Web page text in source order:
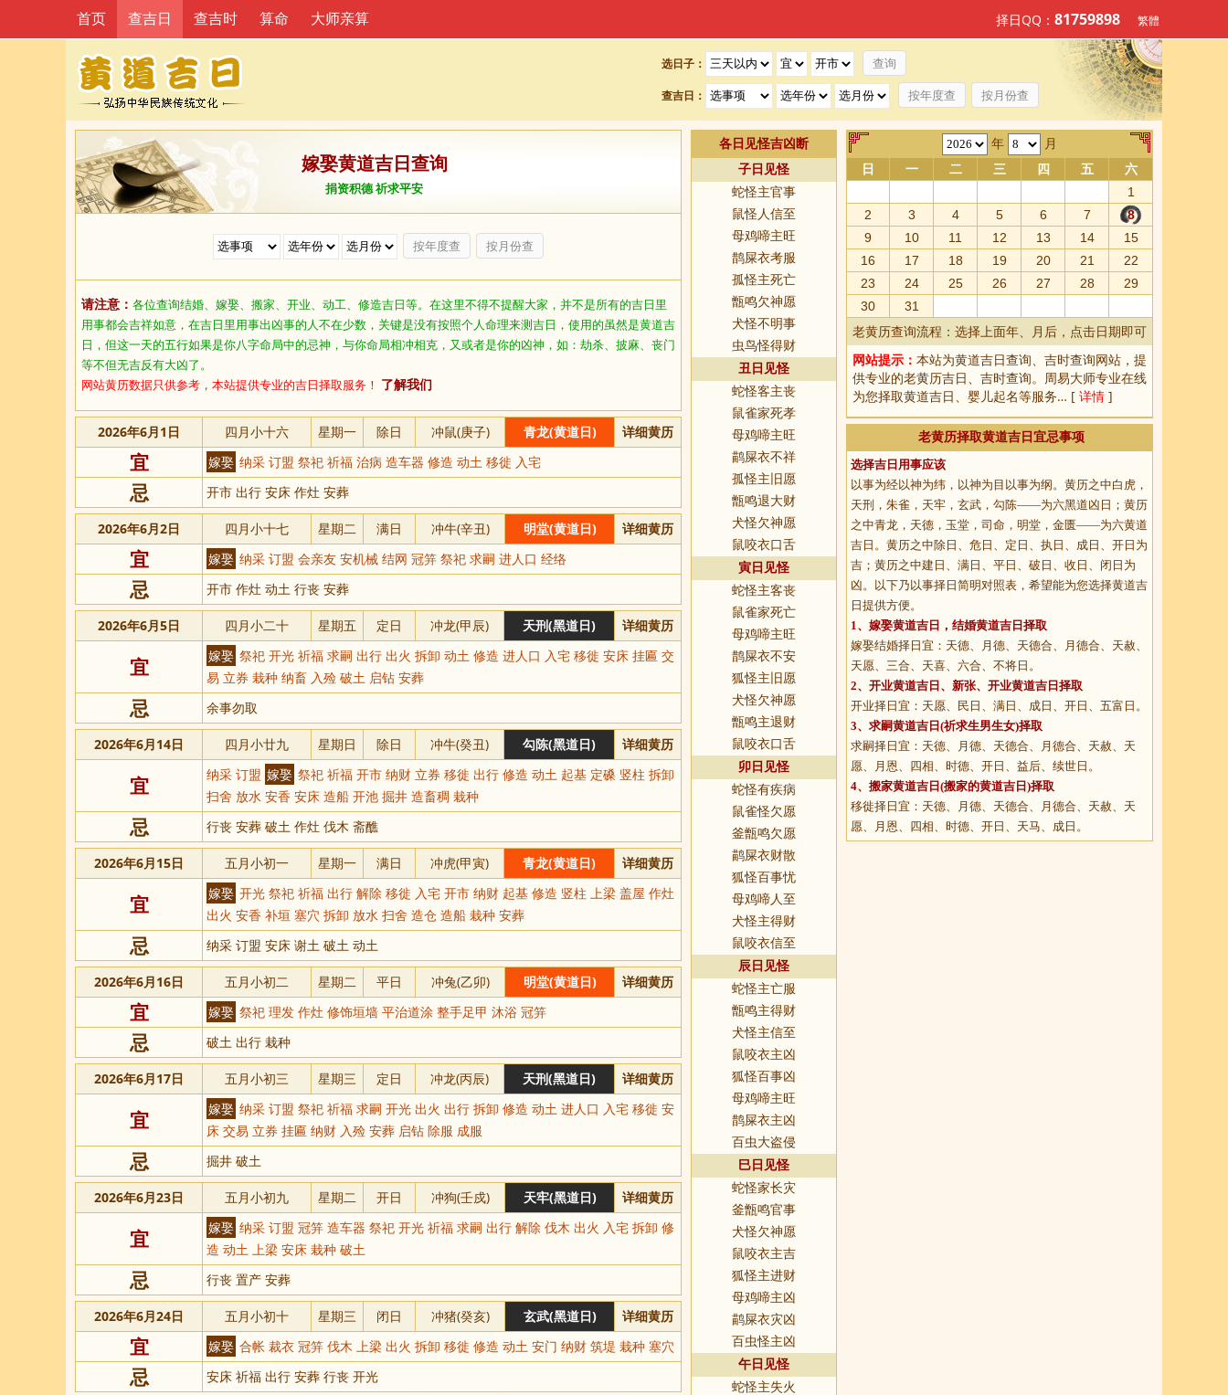
选日子：
查吉日： 按年度查 按月份查
首页 查吉日 查吉时 算命 大师亲算 择日QQ： 81759898 繁體
嫁娶黄道吉日查询
捐资积德 祈求平安
按年度查 按月份查
请注意： 各位查询结婚、嫁娶、搬家、开业、动工、修造吉日等。在这里不得不提醒大家，并不是所有的吉日里
用事都会吉祥如意，在吉日里用事出凶事的人不在少数，关键是没有按照个人命理来测吉日，使用的虽然是黄道吉
日，但这一天的五行如果是你八字命局中的忌神，与你命局相冲相克，又或者是你的凶神，如：劫杀、披麻、丧门
等不但无吉反有大凶了。
网站黄历数据只供参考，本站提供专业的吉日择取服务！ 了解我们
2026年6月1日 四月小十六 星期一 除日 冲鼠(庚子) 青龙(黄道日) 详细黄历
宜 嫁娶 纳采 订盟 祭祀 祈福 治病 造车器 修造 动土 移徙 入宅
忌 开市 出行 安床 作灶 安葬
2026年6月2日 四月小十七 星期二 满日 冲牛(辛丑) 明堂(黄道日) 详细黄历
宜 嫁娶 纳采 订盟 会亲友 安机械 结网 冠笄 祭祀 求嗣 进人口 经络
忌 开市 作灶 动土 行丧 安葬
2026年6月5日 四月小二十 星期五 定日 冲龙(甲辰) 天刑(黑道日) 详细黄历
宜 嫁娶 祭祀 开光 祈福 求嗣 出行 出火 拆卸 动土 修造 进人口 入宅 移徙 安床 挂匾 交
易 立券 栽种 纳畜 入殓 破土 启钻 安葬
忌 余事勿取
2026年6月14日 四月小廿九 星期日 除日 冲牛(癸丑) 勾陈(黑道日) 详细黄历
宜 纳采 订盟 嫁娶 祭祀 祈福 开市 纳财 立券 移徙 出行 修造 动土 起基 定磉 竖柱 拆卸
扫舍 放水 安香 安床 造船 开池 掘井 造畜稠 栽种
忌 行丧 安葬 破土 作灶 伐木 斋醮
2026年6月15日 五月小初一 星期一 满日 冲虎(甲寅) 青龙(黄道日) 详细黄历
宜 嫁娶 开光 祭祀 祈福 出行 解除 移徙 入宅 开市 纳财 起基 修造 竖柱 上梁 盖屋 作灶
出火 安香 补垣 塞穴 拆卸 放水 扫舍 造仓 造船 栽种 安葬
忌 纳采 订盟 安床 谢土 破土 动土
2026年6月16日 五月小初二 星期二 平日 冲兔(乙卯) 明堂(黄道日) 详细黄历
宜 嫁娶 祭祀 理发 作灶 修饰垣墙 平治道涂 整手足甲 沐浴 冠笄
忌 破土 出行 栽种
2026年6月17日 五月小初三 星期三 定日 冲龙(丙辰) 天刑(黑道日) 详细黄历
宜 嫁娶 纳采 订盟 祭祀 祈福 求嗣 开光 出火 出行 拆卸 修造 动土 进人口 入宅 移徙 安
床 交易 立券 挂匾 纳财 入殓 安葬 启钻 除服 成服
忌 掘井 破土
2026年6月23日 五月小初九 星期二 开日 冲狗(壬戍) 天牢(黑道日) 详细黄历
宜 嫁娶 纳采 订盟 冠笄 造车器 祭祀 开光 祈福 求嗣 出行 解除 伐木 出火 入宅 拆卸 修
造 动土 上梁 安床 栽种 破土
忌 行丧 置产 安葬
2026年6月24日 五月小初十 星期三 闭日 冲猪(癸亥) 玄武(黑道日) 详细黄历
宜 嫁娶 合帐 裁衣 冠笄 伐木 上梁 出火 拆卸 移徙 修造 动土 安门 纳财 筑堤 栽种 塞穴
忌 安床 祈福 出行 安葬 行丧 开光
各日见怪吉凶断
子日见怪
蛇怪主官事
鼠怪人信至
母鸡啼主旺
鹊屎衣考服
孤怪主死亡
甑鸣欠神愿
犬怪不明事
虫鸟怪得财
丑日见怪
蛇怪客主丧
鼠雀家死孝
母鸡啼主旺
鹋屎衣不祥
孤怪主旧愿
甑鸣退大财
犬怪欠神愿
鼠咬衣口舌
寅日见怪
蛇怪主客丧
鼠雀家死亡
母鸡啼主旺
鹊屎衣不安
狐怪主旧愿
犬怪欠神愿
甑鸣主退财
鼠咬衣口舌
卯日见怪
蛇怪有疾病
鼠雀怪欠愿
釜甑鸣欠愿
鹋屎衣财散
狐怪百事忧
母鸡啼人至
犬怪主得财
鼠咬衣信至
辰日见怪
蛇怪主亡服
甑鸣主得财
犬怪主信至
鼠咬衣主凶
狐怪百事凶
母鸡啼主旺
鹊屎衣主凶
百虫大盗侵
巳日见怪
蛇怪家长灾
釜甑鸣官事
犬怪欠神愿
鼠咬衣主吉
狐怪主进财
母鸡啼主凶
鹋屎衣灾凶
百虫怪主凶
午日见怪
蛇怪主失火
年 月
日 一 二 三 四 五
六
1
2
3 4 5 6 7
8
9
10 11 12 13 14
15
16
17 18 19 20 21
22
23
24 25 26 27 28
29
30
31
老黄历查询流程：选择上面年、月后，点击日期即可
网站提示： 本站为黄道吉日查询、 吉时查询网站，提
供专业的老黄历吉日、吉时查询。周易大师专业在线
为您择取黄道吉日、婴儿起名等服务… [ 详情 ]
老黄历择取黄道吉日宜忌事项
选择吉日用事应该
以事为经以神为纬，以神为目以事为纲。黄历之中白虎，
天刑，朱雀，天牢，玄武，勾陈——为六黑道凶日；黄历
之中青龙，天德，玉堂，司命，明堂，金匮——为六黄道
吉日。黄历之中除日、危日、定日、执日、成日、开日为
吉；黄历之中建日、满日、平日、破日、收日、闭日为
凶。以下乃以事择日简明对照表，希望能为您选择黄道吉
日提供方便。
1、 嫁娶黄道吉日 ，结婚黄道吉日择取
嫁娶结婚择日宜：天德、月德、天德合、月德合、天赦、
天愿、三合、天喜、六合、不将日。
2、 开业黄道吉日 、新张、开业黄道吉日择取
开业择日宜：天愿、民日、满日、成日、开日、五富日。
3、 求嗣黄道吉日 (祈求生男生女)择取
求嗣择日宜：天德、月德、天德合、月德合、天赦、天
愿、月恩、四相、时德、开日、益后、续世日。
4、 搬家黄道吉日 (搬家的黄道吉日)择取
移徙择日宜：天德、月德、天德合、月德合、天赦、天
愿、月恩、四相、时德、开日、天马、成日。